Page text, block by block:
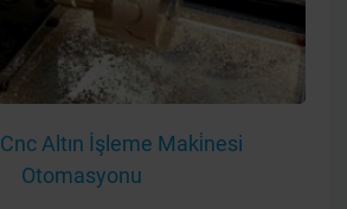
Altın İşleme Maki̇nesi
Otomasyonu